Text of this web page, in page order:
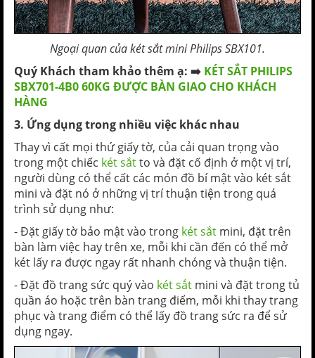
Ngoại quan của két sắt mini Philips SBX101.
Quý Khách tham khảo thêm ạ: ➡️ KÉT SẮT PHILIPS
SBX701-4B0 60KG ĐƯỢC BÀN GIAO CHO KHÁCH
HÀNG
3. Ứng dụng trong nhiều việc khác nhau
Thay vì cất mọi thứ giấy tờ, của cải quan trọng vào
trong một chiếc két sắtto và đặt cố định ở một vị trí,
người dùng có thể cất các món đồ bí mật vào két sắt
mini và đặt nó ở những vị trí thuận tiện trong quá
trình sử dụng như:
- Đặt giấy tờ bảo mật vào trong két sắt mini, đặt trên
bàn làm việc hay trên xe, mỗi khi cần đến có thể mở
két lấy ra được ngay rất nhanh chóng và thuận tiện.
- Đặt đồ trang sức quý vào két sắt mini và đặt trong tủ
quần áo hoặc trên bàn trang điểm, mỗi khi thay trang
phục và trang điểm có thể lấy đồ trang sức ra để sử
dụng ngay.